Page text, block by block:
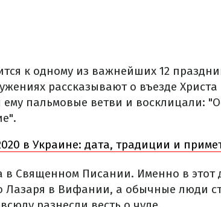
к одному из важнейших 12
рассказывают о въезде
пальмовые ветви и восклицали:
в Украине: дата, традиции и
в Священном Писании. Именно в этот
Лазаря в Вифании, а обычные люди